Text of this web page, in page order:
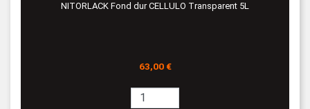
NITORLACK Fond dur CELLULO Transparent 5L
Prix
63,00 €